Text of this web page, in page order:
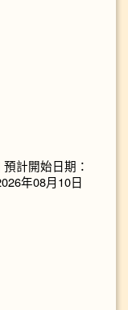
計開始日期：
年08月10日